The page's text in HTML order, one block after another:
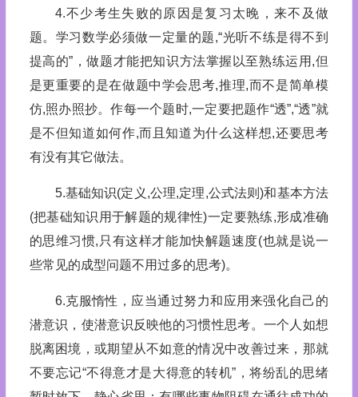
4.不少考生失败的原因是复习太晚，来不及做
题。学习数学必须做一定量的题,“光听不练是得不到
提高的”，做题才能把知识方法掌握以至熟练运用,但
是更重要的是在做题中学会思考,推理,而不是简单模
仿,照办照抄。作每一个题时,一定要把题作“透”,“透”就
是不但知道如何作,而且知道为什么这样想,还要思考
有没有其它做法。
5.基础知识(定义,公理,定理,公式法则)和基本方法
(把基础知识用于解题的规律性)一定要熟练,形成准确
的思维习惯,只有这样才能加快解题速度(也就是说一
些常见的成型问题不用过多的思考)。
6.克服惰性，应当通过努力和应用来强化自己的
潜意识，使潜意识反映他的习惯性思考。一个人如想
脱离困境，或期望从不如意的情况中改善过来，那就
不要忘记“不得意才是大得意的转机”，将纷乱的思绪